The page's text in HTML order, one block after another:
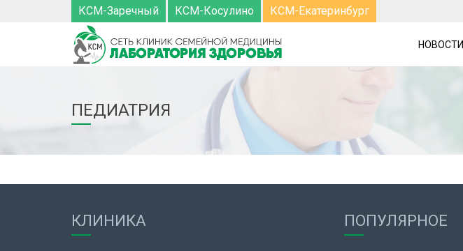
КСМ-Заречный КСМ-Косулино КСМ-Екатеринбург
НОВОСТИ
ПЕДИАТРИЯ
КЛИНИКА ПОПУЛЯРНОЕ